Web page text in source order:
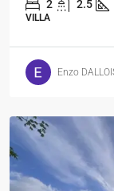
2 2.5
VILLA
Enzo